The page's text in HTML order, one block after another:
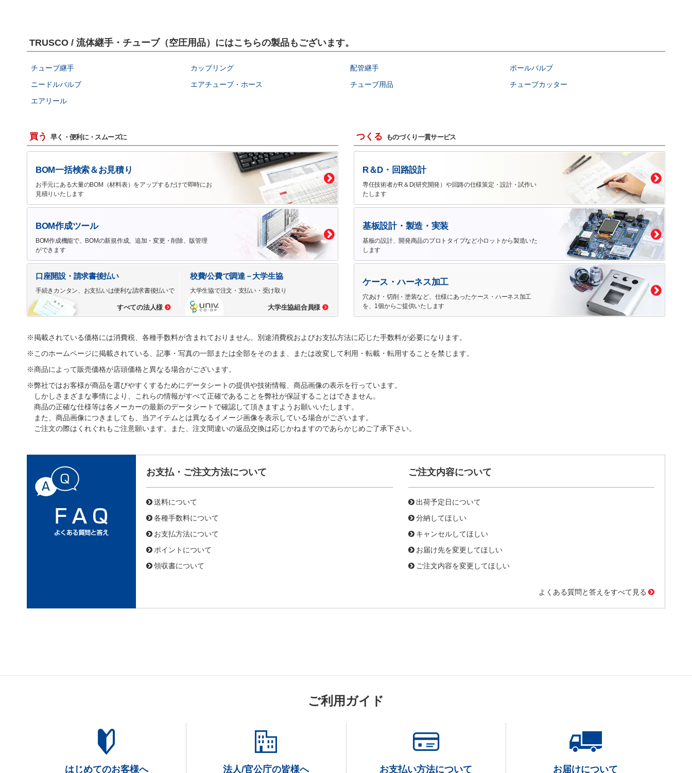
TRUSCO / 流体継手・チューブ（空圧用品）にはこちらの製品もございます。
チューブ継手 カップリング 配管継手
ボールバルブ
ニードルバルブ
エアチューブ・ホース チューブ用品
チューブカッター
エアリール
買う 早く・便利に・スムーズに
BOM一括検索＆お見積り
お手元にある大量のBOM（材料表）をアップするだけで即時にお
見積りいたします
BOM作成ツール
BOM作成機能で、BOMの新規作成、追加・変更・削除、版管理
ができます
口座開設・請求書後払い
手続きカンタン、お支払いは便利な請求書後払いで
すべての法人様
校費/公費で調達－大学生協
大学生協で注文・支払い・受け取り
大学生協組合員様
つくる ものづくり一貫サービス
R＆D・回路設計
専任技術者がR＆D(研究開発）や回路の仕様策定・設計・試作い
たします
基板設計・製造・実装
基板の設計、開発商品のプロトタイプなど小ロットから製造いた
します
ケース・ハーネス加工
穴あけ・切削・塗装など、仕様にあったケース・ハーネス加工
を、1個からご提供いたします
※掲載されている価格には消費税、各種手数料が含まれておりません。別途消費税およびお支払方法に応じた手数料が必要になります。
※このホームページに掲載されている、記事・写真の一部または全部をそのまま、または改変して利用・転載・転用することを禁じます。
※商品によって販売価格が店頭価格と異なる場合がございます。
※弊社ではお客様が商品を選びやすくするためにデータシートの提供や技術情報、商品画像の表示を行っています。
しかしさまざまな事情により、これらの情報がすべて正確であることを弊社が保証することはできません。
商品の正確な仕様等は各メーカーの最新のデータシートで確認して頂きますようお願いいたします。
また、商品画像につきましても、当アイテムとは異なるイメージ画像を表示している場合がございます。
ご注文の際はくれぐれもご注意願います。また、注文間違いの返品交換は応じかねますのであらかじめご了承下さい。
お支払・ご注文方法について
送料について
各種手数料について
お支払方法について
ポイントについて
領収書について
ご注文内容について
出荷予定日について
分納してほしい
キャンセルしてほしい
お届け先を変更してほしい
ご注文内容を変更してほしい
よくある質問と答えをすべて見る
ご利用ガイド
はじめてのお客様へ 法人/官公庁の皆様へ お支払い方法について お届けについて